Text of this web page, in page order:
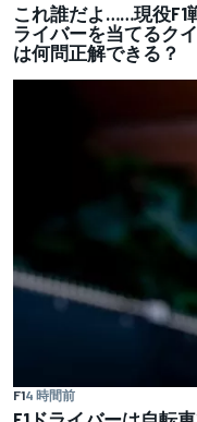
これ誰だよ……現役F1
ライバーを当てるク
は何問正解できる？
F14 時間前